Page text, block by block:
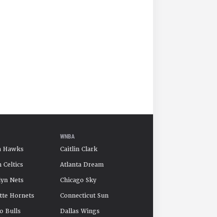
Hawks
Celtics
Nets
Hornets
Bulls
WNBA
Caitlin Clark
Atlanta Dream
Chicago Sky
Connecticut Sun
Dallas Wings